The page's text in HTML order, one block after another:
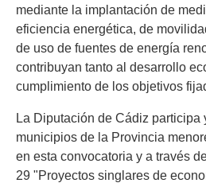
mediante la implantación de
eficiencia energética, de
de uso de fuentes de energía
contribuyan tanto al desarrollo
cumplimiento de los objetivos
La Diputación de Cádiz participa
municipios de la Provincia
en esta convocatoria y a través
29 "Proyectos singlares de